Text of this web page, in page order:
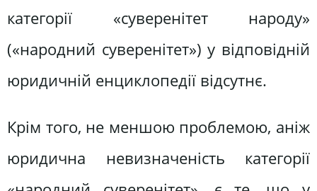
категорії «суверенітет народу»
(«народний суверенітет») у відповідній
юридичній енциклопедії відсутнє.
Крім того, не меншою проблемою, аніж
юридична невизначеність категорії